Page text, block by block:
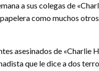
a sus colegas de
como muchos
asesinados de
que le dice a dos